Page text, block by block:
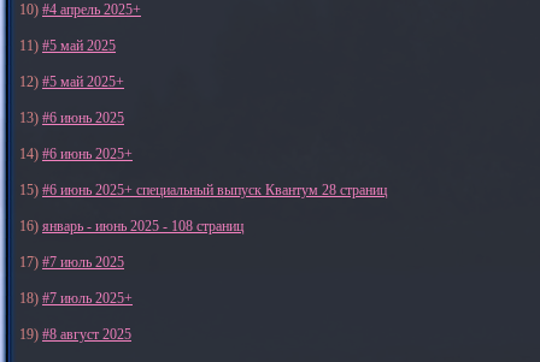
10) #4 апрель 2025+
11) #5 май 2025
12) #5 май 2025+
13) #6 июнь 2025
14) #6 июнь 2025+
15) #6 июнь 2025+ специальный выпуск Квантум 28 страниц
16) январь - июнь 2025 - 108 страниц
17) #7 июль 2025
18) #7 июль 2025+
19) #8 август 2025